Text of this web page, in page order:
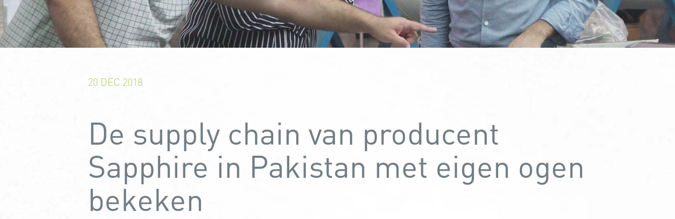
20 DEC 2018
De supply chain van producent
Sapphire in Pakistan met eigen ogen
bekeken